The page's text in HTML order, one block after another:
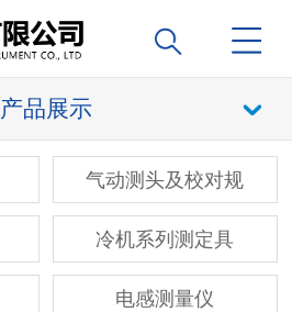
产品展示
气动测头及校对规
冷机系列测定具
电感测量仪